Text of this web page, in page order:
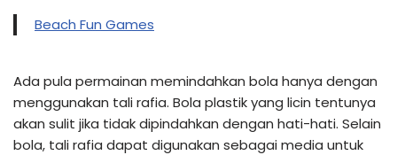
Beach Fun Games
Ada pula permainan memindahkan bola hanya dengan
menggunakan tali rafia. Bola plastik yang licin tentunya
akan sulit jika tidak dipindahkan dengan hati-hati. Selain
bola, tali rafia dapat digunakan sebagai media untuk